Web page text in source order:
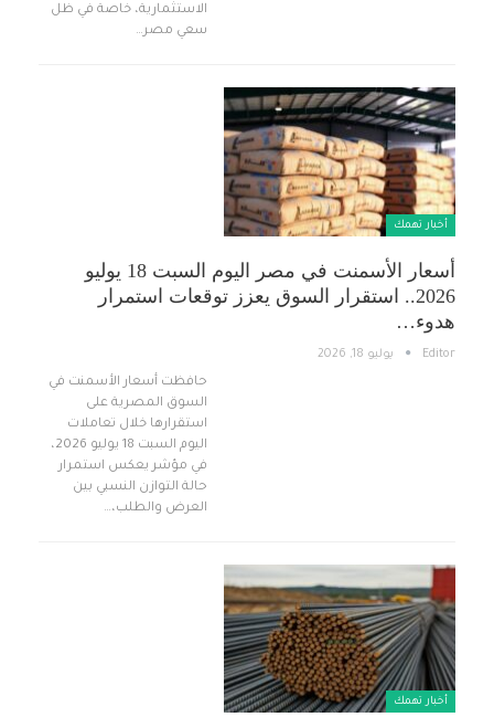
الاستثمارية، خاصة في ظل
سعي مصر…
أخبار تهمك
أسعار الأسمنت في مصر اليوم السبت 18 يوليو
2026.. استقرار السوق يعزز توقعات استمرار
هدوء…
Editor يوليو 18, 2026
حافظت أسعار الأسمنت في
السوق المصرية على
استقرارها خلال تعاملات
اليوم السبت 18 يوليو 2026،
في مؤشر يعكس استمرار
حالة التوازن النسبي بين
العرض والطلب،…
أخبار تهمك